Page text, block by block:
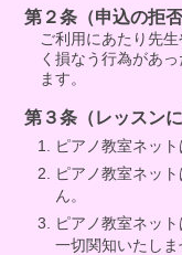
第２条（申込の拒否
ご利用にあたり先
く損なう行為があ
ます。
第３条（レッスンに
ピアノ教室ネッ
ピアノ教室ネッ
ん。
ピアノ教室ネッ
一切関知いたし